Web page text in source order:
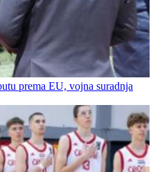
prema EU, vojna suradnja